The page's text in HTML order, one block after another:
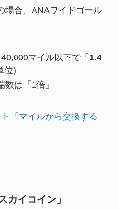
場合、ANAワイドゴール
マイル以下で「 1.4
位)
は「1倍」
「マイルから交換する」
カイコイン」